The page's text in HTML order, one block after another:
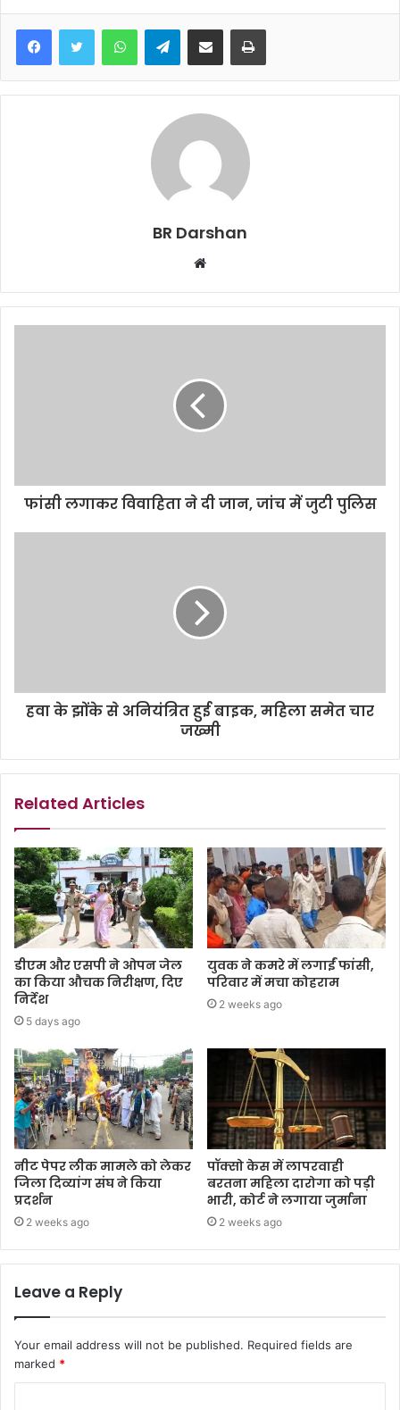
Telegram
BR Darshan
b
s
e
फांसी लगाकर विवाहिता ने दी जान, जांच में जुटी पुलिस
हवा के झोंके से अनियंत्रित हुई बाइक, महिला समेत चार
जख्मी
Related Articles
डीएम और एसपी ने ओपन जेल
का किया औचक निरीक्षण, दिए
निर्देश
5 days ago
युवक ने कमरे में लगाईं फांसी,
परिवार में मचा कोहराम
2 weeks ago
नीट पेपर लीक मामले को लेकर
जिला दिव्यांग संघ ने किया
प्रदर्शन
2 weeks ago
पॉक्सो केस में लापरवाही
बरतना महिला दारोगा को पड़ी
भारी, कोर्ट ने लगाया जुर्माना
2 weeks ago
Leave a Reply
Your email address will not be published. Required fields are
marked *